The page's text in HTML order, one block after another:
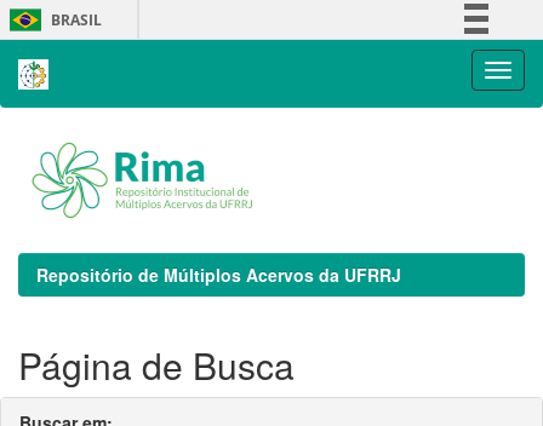
Skip
navigation
BRASIL
Repositório de Múltiplos Acervos da UFRRJ
Página de Busca